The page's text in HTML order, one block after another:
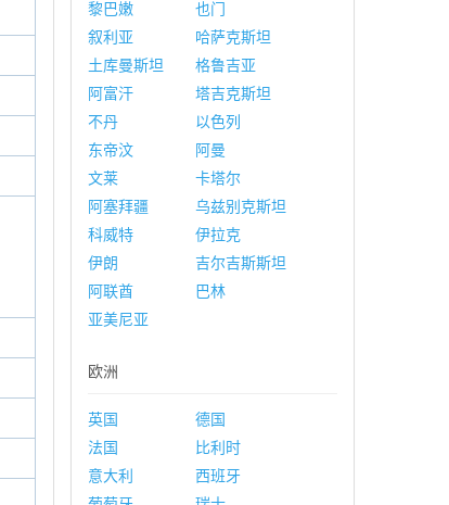
黎巴嫩
也门
叙利亚
哈萨克斯坦
土库曼斯坦
格鲁吉亚
阿富汗
塔吉克斯坦
不丹
以色列
东帝汶
阿曼
文莱
卡塔尔
阿塞拜疆
乌兹别克斯坦
科威特
伊拉克
伊朗
吉尔吉斯斯坦
阿联酋
巴林
亚美尼亚
欧洲
英国
德国
法国
比利时
意大利
西班牙